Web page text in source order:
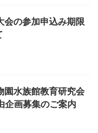
会の参加申込み期限
園水族館教育研究会
画募集のご案内